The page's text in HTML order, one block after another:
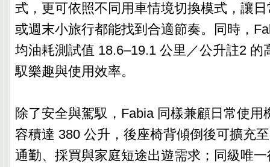
式，更可依照不同用車情境切換模式，讓
或週末小旅行都能找到合適節奏。同時，
均油耗測試值 18.6–19.1 公里／公升註2 的
馭樂趣與使用效率。
除了安全與駕馭，Fabia 同樣兼顧日常使用
容積達 380 公升，後座椅背傾倒後可擴充
通勤、採買與家庭短途出遊需求；同級唯